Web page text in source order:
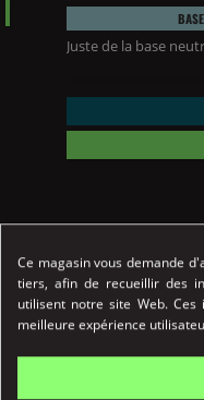
Juste de la base
Ce magasin vous demande
tiers, afin de recueillir des
utilisent notre site Web.
meilleure expérience